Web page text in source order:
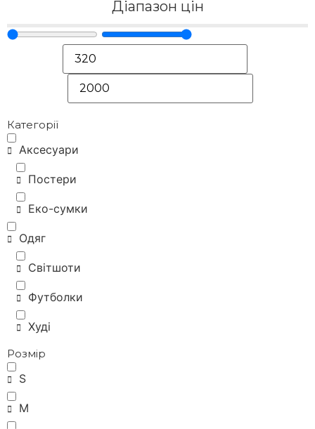
Діапазон цін
Категорії
Аксесуари
Постери
Еко-сумки
Одяг
Світшоти
Футболки
Худі
Розмір
S
M